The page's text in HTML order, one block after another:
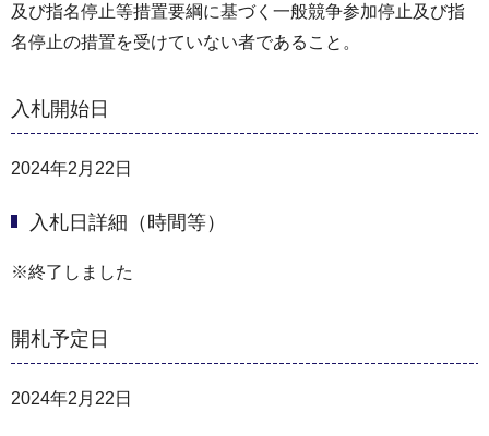
及び指名停止等措置要綱に基づく一般競争参加停止及び指
名停止の措置を受けていない者であること。
入札開始日
2024年2月22日
入札日詳細（時間等）
※終了しました
開札予定日
2024年2月22日